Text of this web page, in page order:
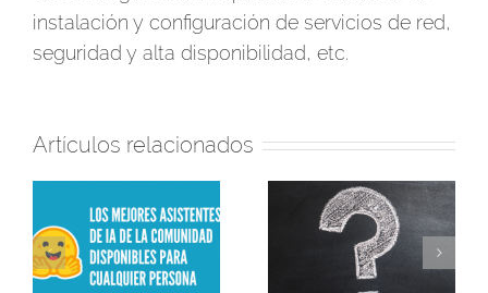
instalación y configuración de servicios de red,
seguridad y alta disponibilidad, etc.
Artículos relacionados
¿Serías capaz de
detectar qué partes
de este artículo han
sido escritas
Aprendió a programar
con 81 años y
desarrolla sus propias